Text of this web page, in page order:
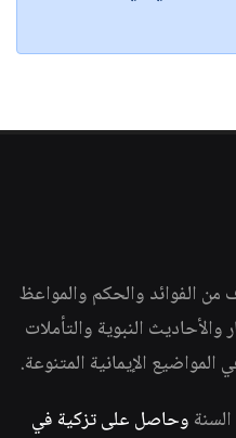
الفوائد والحكم والمواعظ
والأحاديث النبوية والتأملات
المواضيع الإيمانية المتنوعة.
وحاصل على تزكية في